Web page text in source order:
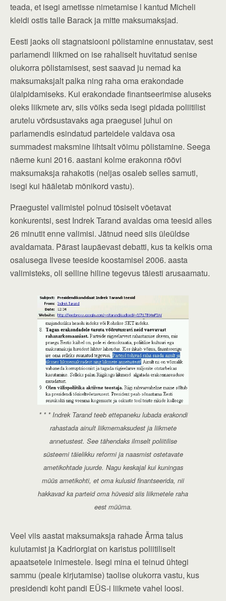
teada, et isegi ametisse nimetamise l kantud Micheli
kleidi ostis talle Barack ja mitte maksumaksjad.
Eesti jaoks oli stagnatsiooni põlistamine ennustatav, sest
parlamendi liikmed on ise rahaliselt huvitatud senise
olukorra põlistamisest, sest saavad ju nemad ka
maksumaksjalt palka ning raha oma erakondade
ülalpidamiseks. Kui erakondade finantseerimise aluseks
oleks liikmete arv, siis võiks seda isegi pidada poliitilist
arutelu võrdsustavaks aga praegusel juhul on
parlamendis esindatud parteidele valdava osa
summadest maksmine lihtsalt võimu põlistamine. Seega
näeme kuni 2016. aastani kolme erakonna röövi
maksumaksja rahakotis (neljas osaleb selles samuti,
isegi kui hääletab mõnikord vastu).
Praegustel valimistel polnud tõsiselt võetavat
konkurentsi, sest Indrek Tarand avaldas oma teesid alles
26 minutit enne valimisi. Jätnud need siis üleüldse
avaldamata. Pärast laupäevast debatti, kus ta kelkis oma
osalusega Ilvese teeside koostamisel 2006. aasta
valimisteks, oli selline hiline tegevus täiesti arusaamatu.
* * * Indrek Tarand teeb ettepaneku lubada erakondi
rahastada ainult liikmemaksudest ja liikmete
annetustest. See tähendaks ilmselt poliitilise
süsteemi täielikku reformi ja naasmist ostetavate
ametikohtade juurde. Nagu keskajal kui kuningas
müüs ametikohti, et oma kulusid finantseerida, nii
hakkavad ka parteid oma hüvesid siis liikmetele raha
eest müüma.
Veel viis aastat maksumaksja rahade Ärma talus
kulutamist ja Kadriorgiat on karistus poliitiliselt
apaatsetele inimestele. Isegi mina ei teinud ühtegi
sammu (peale kirjutamise) taolise olukorra vastu, kus
presidendi koht pandi EÜS-i liikmete vahel loosi.